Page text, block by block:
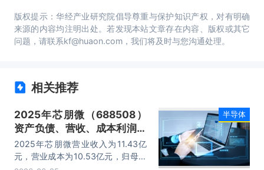
版权提示：华经产业研究院倡导尊重与保护知识产权，对有明确
来源的内容均注明出处。若发现本站文章存在内容、版权或其它
问题，请联系kf@huaon.com，我们将及时与您沟通处理。
相关推荐
2025年芯朋微（688508）
资产负债、营收、成本利润及
主营产品（家用电器类芯片、
工控功率类芯片、标准电源类
2025年芯朋微营业收入为11.43亿
元，营业成本为10.53亿元，归母公
半导体